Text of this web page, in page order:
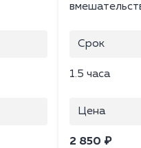
Срок
1.5 часа
Цена
2 850 ₽